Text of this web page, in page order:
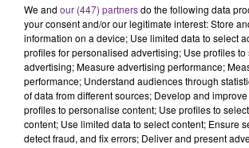
16h52
16h52 16h49
16h49
We and our (447) partnersdo the following data
your consent and/or our legitimate interest: Store
information on a device; Use limited data to select
profiles for personalised advertising; Use profiles
advertising; Measure advertising performance;
performance; Understand audiences through
of data from different sources; Develop and
profiles to personalise content; Use profiles to
content; Use limited data to select content; Ensure
detect fraud, and fix errors; Deliver and present